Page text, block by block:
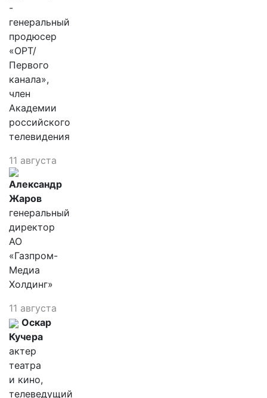
-
генеральный
продюсер
«ОРТ/
Первого
канала»,
член
Академии
российского
телевидения
11 августа
Александр
Жаров
генеральный
директор
АО
«Газпром-
Медиа
Холдинг»
11 августа
Оскар
Кучера
актер
театра
и кино,
телеведущий